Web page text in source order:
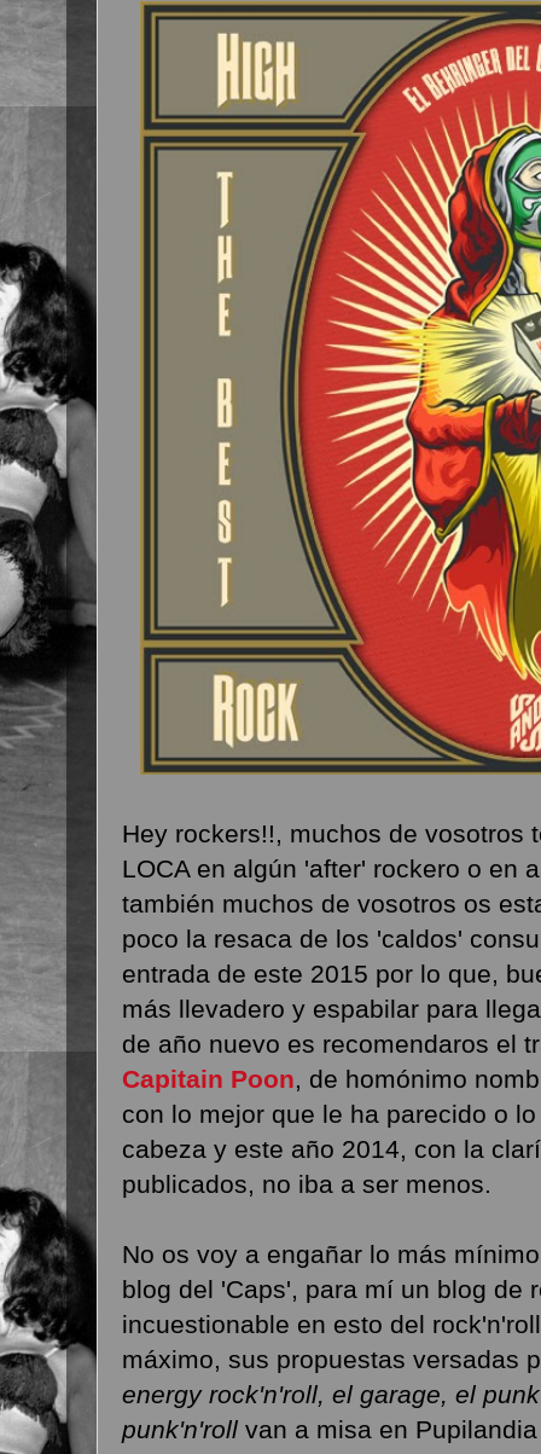
Hey rockers!!, muchos de vosotros
LOCA en algún 'after' rockero o en
también muchos de vosotros os
poco la resaca de los 'caldos'
entrada de este 2015 por lo que,
más llevadero y espabilar para
de año nuevo es recomendaros el
Capitain Poon, de homónimo
con lo mejor que le ha parecido o
cabeza y este año 2014, con la
publicados, no iba a ser menos.
No os voy a engañar lo más
blog del 'Caps', para mí un blog de
incuestionable en esto del
máximo, sus propuestas versadas
energy rock'n'roll, el garage, el
punk'n'roll van a misa en